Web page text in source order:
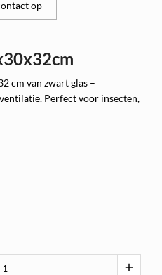
op
cm van zwart glas –
Perfect voor insecten,
add